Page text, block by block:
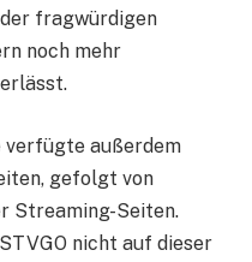
fragwürdigen
noch mehr
außerdem
gefolgt von
Streaming-Seiten.
nicht auf dieser